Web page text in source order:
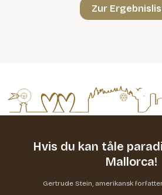
Zur
Hvis du kan tåle
Mallorca!
Gertrude Stein, amerikansk